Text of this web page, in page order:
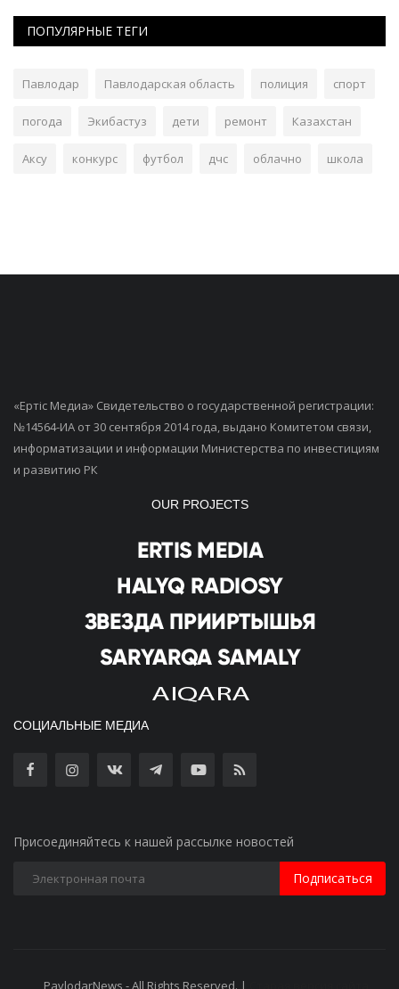
ПОПУЛЯРНЫЕ ТЕГИ
Павлодар Павлодарская область полиция спорт
погода Экибастуз дети ремонт Казахстан
Аксу конкурс футбол дчс облачно школа
«Ертiс Медиа» Свидетельство о государственной регистрации:
№14564-ИА от 30 сентября 2014 года, выдано Комитетом связи,
информатизации и информации Министерства по инвестициям
и развитию РК
OUR PROJECTS
СОЦИАЛЬНЫЕ МЕДИА
Присоединяйтесь к нашей рассылке новостей
Подписаться
PavlodarNews - All Rights Reserved. |